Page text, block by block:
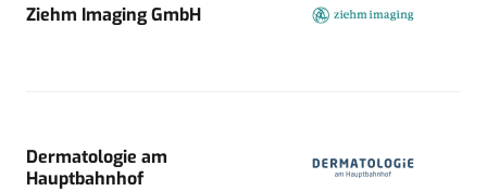
Ziehm Imaging GmbH
Dermatologie am
Hauptbahnhof